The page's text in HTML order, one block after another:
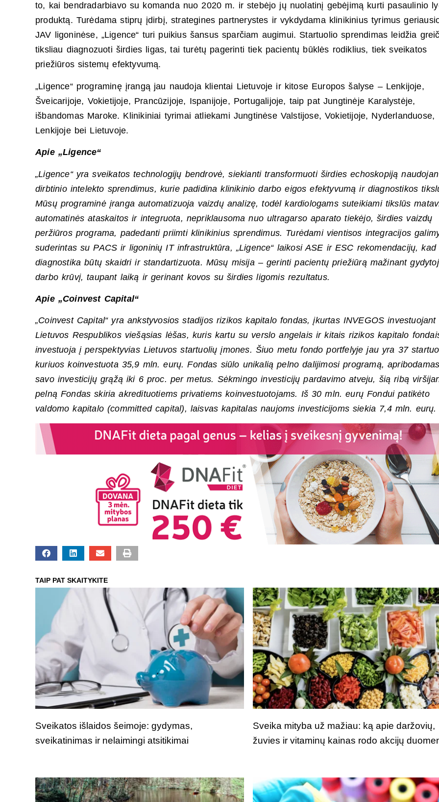
to, kai bendradarbiavo su komanda nuo 2020 m. ir stebėjo jų nuolatinį gebėjimą kurti pasaulinio
produktą. Turėdama stiprų įdirbį, strategines partnerystes ir vykdydama klinikinius tyrimus
JAV ligoninėse, „Ligence“ turi puikius šansus sparčiam augimui. Startuolio sprendimas leidžia
tiksliau diagnozuoti širdies ligas, tai turėtų pagerinti tiek pacientų būklės rodiklius, tiek sveikatos
priežiūros sistemų efektyvumą.
„Ligence“ programinę įrangą jau naudoja klientai Lietuvoje ir kitose Europos šalyse – Lenkijoje,
Šveicarijoje, Vokietijoje, Prancūzijoje, Ispanijoje, Portugalijoje, taip pat Jungtinėje Karalystėje,
išbandomas Maroke. Klinikiniai tyrimai atliekami Jungtinėse Valstijose, Vokietijoje, Nyderlanduose,
Lenkijoje bei Lietuvoje.
Apie „Ligence“
„Ligence“ yra sveikatos technologijų bendrovė, siekianti transformuoti širdies echoskopiją
dirbtinio intelekto sprendimus, kurie padidina klinikinio darbo eigos efektyvumą ir diagnostikos
Mūsų programinė įranga automatizuoja vaizdų analizę, todėl kardiologams suteikiami tikslūs
automatinės ataskaitos ir integruota, nepriklausoma nuo ultragarso aparato tiekėjo, širdies vaizdų
peržiūros programa, padedanti priimti klinikinius sprendimus. Turėdami vientisos integracijos
suderintas su PACS ir ligoninių IT infrastruktūra, „Ligence“ laikosi ASE ir ESC rekomendacijų, kad
diagnostika būtų skaidri ir standartizuota. Mūsų misija – gerinti pacientų priežiūrą mažinant
darbo krūvį, taupant laiką ir gerinant kovos su širdies ligomis rezultatus.
Apie „Coinvest Capital“
„Coinvest Capital“ yra ankstyvosios stadijos rizikos kapitalo fondas, įkurtas INVEGOS
Lietuvos Respublikos viešąsias lėšas, kuris kartu su verslo angelais ir kitais rizikos kapitalo
investuoja į perspektyvias Lietuvos startuolių įmones. Šiuo metu fondo portfelyje jau yra 37
kuriuos koinvestuota 35,9 mln. eurų. Fondas siūlo unikalią pelno dalijimosi programą,
savo investicijų grąžą iki 6 proc. per metus. Sėkmingo investicijų pardavimo atveju, šią ribą
pelną Fondas skiria akredituotiems privatiems koinvestuotojams. Iš 30 mln. eurų Fondui patikėto
valdomo kapitalo (committed capital), laisvas kapitalas naujoms investicijoms siekia 7,4 mln. eurų.
TAIP PAT SKAITYKITE
Sveikatos išlaidos šeimoje: gydymas,
sveikatinimas ir nelaimingi atsitikimai
Sveika mityba už mažiau: ką apie daržovių,
žuvies ir vitaminų kainas rodo akcijų